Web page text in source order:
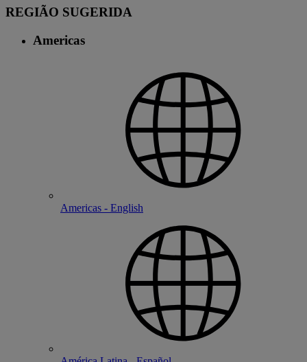
REGIÃO SUGERIDA
Americas
Americas - English